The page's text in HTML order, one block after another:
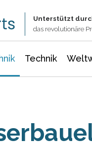
Unterstützt
das revolutionäre
Technik